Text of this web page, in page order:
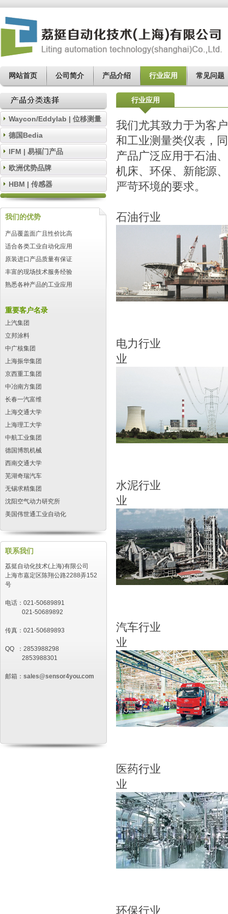
网站首页 公司简介 产品介绍 行业应用 常见问题
Waycon/Eddylab | 位移测量
德国Bedia
IFM | 易福门产品
欧洲优势品牌
HBM | 传感器
我们的优势
产品覆盖面广且性价比高
适合各类工业自动化应用
原装进口产品质量有保证
丰富的现场技术服务经验
熟悉各种产品的工业应用
重要客户名录
上汽集团
立邦涂料
中广核集团
上海振华集团
京西重工集团
中冶南方集团
长春一汽富维
上海交通大学
上海理工大学
中航工业集团
德国博凯机械
西南交通大学
芜湖奇瑞汽车
无锡求精集团
沈阳空气动力研究所
美国伟世通工业自动化
联系我们
荔挺自动化技术(上海)有限公司
上海市嘉定区陈翔公路2288弄152
号
电话：021-50689891
021-50689892
传真：021-50689893
QQ ：2853988298
2853988301
邮箱： sales@sensor4you.com
行业应用
我们尤其致力于为客
和工业测量类仪表，
产品广泛应用于石油
机床、环保、新能源
严苛环境的要求。
石油
电力
业
水泥
业
汽车
业
医药
业
环保